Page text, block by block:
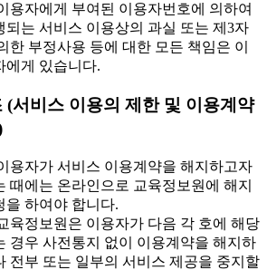
용자에게 부여된 이용자번호에 의하여
되는 서비스 이용상의 과실 또는 제3자
한 부정사용 등에 대한 모든 책임은 이
에게 있습니다.
(서비스 이용의 제한 및 이용계약
용자가 서비스 이용계약을 해지하고자
때에는 온라인으로 교육정보원에 해지
을 하여야 합니다.
육정보원은 이용자가 다음 각 호에 해당
경우 사전통지 없이 이용계약을 해지하
전부 또는 일부의 서비스 제공을 중지할